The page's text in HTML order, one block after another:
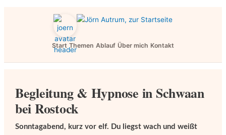
Start Themen Ablauf Über mich Kontakt
Begleitung & Hypnose in Schwaan
bei Rostock
Sonntagabend, kurz vor elf. Du liegst wach und weißt